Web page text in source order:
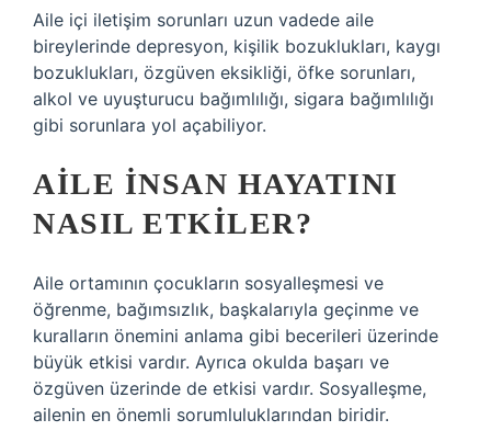
Aile içi iletişim sorunları uzun vadede aile
bireylerinde depresyon, kişilik bozuklukları, kaygı
bozuklukları, özgüven eksikliği, öfke sorunları,
alkol ve uyuşturucu bağımlılığı, sigara bağımlılığı
gibi sorunlara yol açabiliyor.
AILE INSAN HAYATINI
NASIL ETKILER?
Aile ortamının çocukların sosyalleşmesi ve
öğrenme, bağımsızlık, başkalarıyla geçinme ve
kuralların önemini anlama gibi becerileri üzerinde
büyük etkisi vardır. Ayrıca okulda başarı ve
özgüven üzerinde de etkisi vardır. Sosyalleşme,
ailenin en önemli sorumluluklarından biridir.